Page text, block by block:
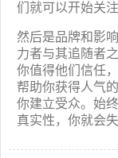
们就可以开始关注
然后是品牌和影
力者与其追随者
你值得他们信任
帮助你获得人气
你建立受众。始
真实性，你就会